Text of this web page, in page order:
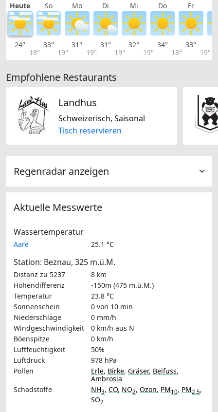
Heute So Mo Di Mi Do Fr
24°
18°
33°
19°
31°
19°
31°
19°
32°
19°
34°
18°
33°
19°
Empfohlene Restaurants
Landhus
Schweizerisch, Saisonal
Tisch reservieren
Regenradar anzeigen
Aktuelle Messwerte
Wassertemperatur
Aare 25.1 °C
Station: Beznau, 325 m.ü.M.
Distanz zu 5237
8 km
Höhendifferenz
-150m (475 m.ü.M.)
Temperatur
23.8 °C
Sonnenschein
0 von 10 min
Niederschläge
0 mm/h
Windgeschwindigkeit
0 km/h aus N
Böenspitze
0 km/h
Luftfeuchtigkeit
50%
Luftdruck
978 hPa
Pollen
Erle, Birke, Gräser, Beifuss,
Ambrosia
Schadstoffe
NH3, CO, NO2, Ozon, PM10, PM2.5,
SO2